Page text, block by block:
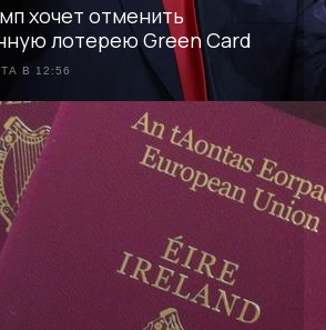
хочет отменить
лотерею Green Card
В 12:56